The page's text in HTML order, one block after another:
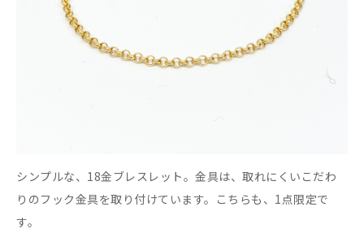
シンプルな、18金ブレスレット。金具は、取れにくいこだわ
りのフック金具を取り付けています。こちらも、1点限定で
す。